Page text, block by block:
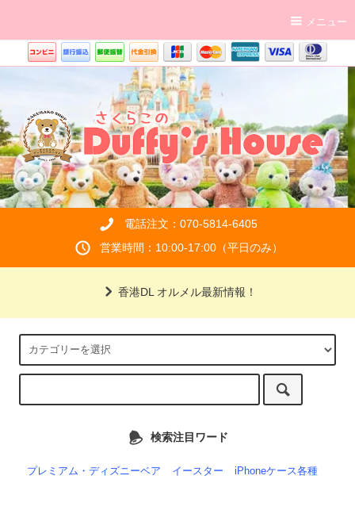
メニュー
電話注文：070-5814-6405
営業時間：10:00-17:00（平日のみ）
香港DL オルメル最新情報！
検索注目ワード
プレミアム・ディズニーベア イースター iPhoneケース各種